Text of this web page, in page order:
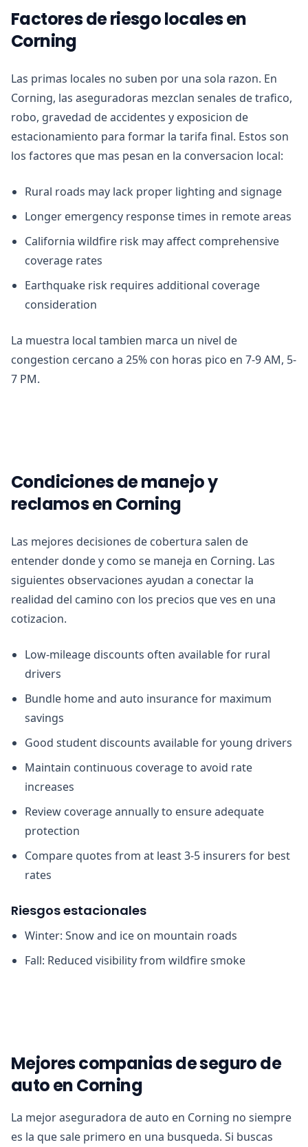
Factores de riesgo locales en
Corning
Las primas locales no suben por una sola razon. En
Corning, las aseguradoras mezclan senales de trafico,
robo, gravedad de accidentes y exposicion de
estacionamiento para formar la tarifa final. Estos son
los factores que mas pesan en la conversacion local:
Rural roads may lack proper lighting and signage
Longer emergency response times in remote areas
California wildfire risk may affect comprehensive
coverage rates
Earthquake risk requires additional coverage
consideration
La muestra local tambien marca un nivel de
congestion cercano a 25% con horas pico en 7-9 AM, 5-
7 PM.
Condiciones de manejo y
reclamos en Corning
Las mejores decisiones de cobertura salen de
entender donde y como se maneja en Corning. Las
siguientes observaciones ayudan a conectar la
realidad del camino con los precios que ves en una
cotizacion.
Low-mileage discounts often available for rural
drivers
Bundle home and auto insurance for maximum
savings
Good student discounts available for young drivers
Maintain continuous coverage to avoid rate
increases
Review coverage annually to ensure adequate
protection
Compare quotes from at least 3-5 insurers for best
rates
Riesgos estacionales
Winter: Snow and ice on mountain roads
Fall: Reduced visibility from wildfire smoke
Mejores companias de seguro de
auto en Corning
La mejor aseguradora de auto en Corning no siempre
es la que sale primero en una busqueda. Si buscas